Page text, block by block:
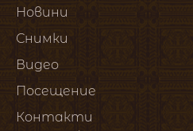
Новини
Снимки
Видео
Посещение
Контакти